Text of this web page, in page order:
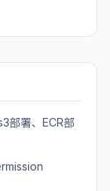
部署、ECR部